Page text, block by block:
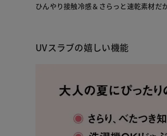
ひんやり接触冷感＆さらっと速乾素材だ
UVスラブの嬉しい機能